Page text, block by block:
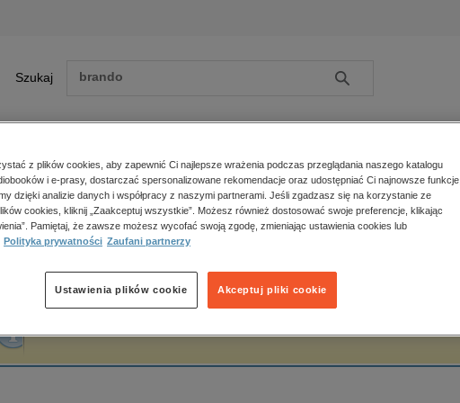
Szukaj Szukaj
Zobacz wszystkie E-prasa
polityka, społeczno-informacyjne
psychologiczne
popularno-naukowe
historia
główna Katarzyna Madejska
Madejska
z plików cookies, aby zapewnić Ci najlepsze wrażenia podczas przeglądania naszego katalogu
i e-prasy, dostarczać spersonalizowane rekomendacje oraz udostępniać Ci najnowsze funkcje,
dzięki analizie danych i współpracy z naszymi partnerami. Jeśli zgadzasz się na korzystanie ze
cookies, kliknij „Zaakceptuj wszystkie”. Możesz również dostosować swoje preferencje, klikając
Pamiętaj, że zawsze możesz wycofać swoją zgodę, zmieniając ustawienia cookies lub
Polityka prywatności Zaufani partnerzy
Akceptuj pliki cookie
Ustawienia plików cookie